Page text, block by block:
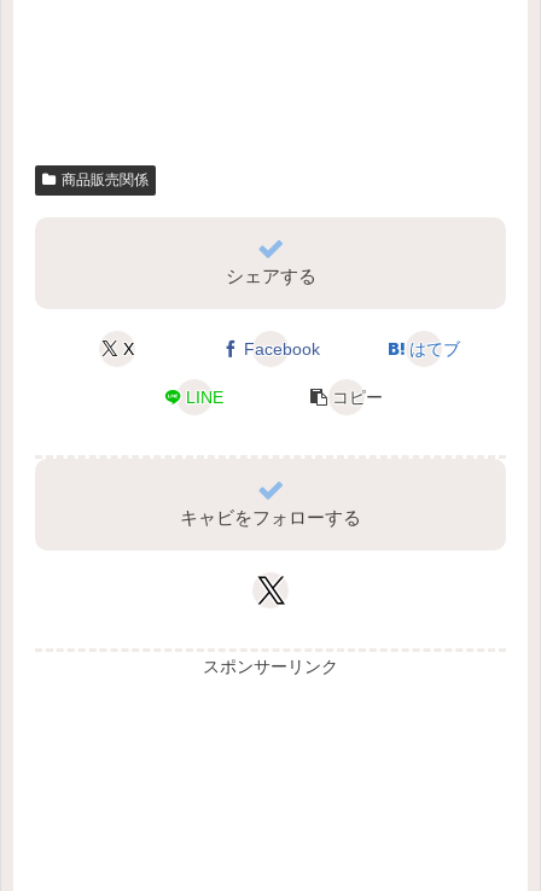
商品販売関係
シェアする
X Facebook はてブ
LINE コピー
キャビをフォローする
スポンサーリンク